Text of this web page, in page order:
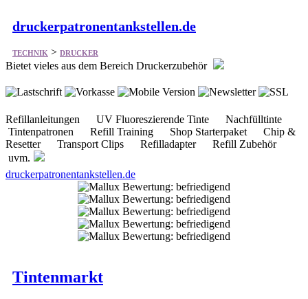
druckerpatronentankstellen.de
TECHNIK > DRUCKER
Bietet vieles aus dem Bereich Druckerzubehör
Refillanleitungen UV Fluoreszierende Tinte Nachfülltinte
Tintenpatronen Refill Training Shop Starterpaket Chip &
Resetter Transport Clips Refilladapter Refill Zubehör
uvm.
druckerpatronentankstellen.de
Tintenmarkt